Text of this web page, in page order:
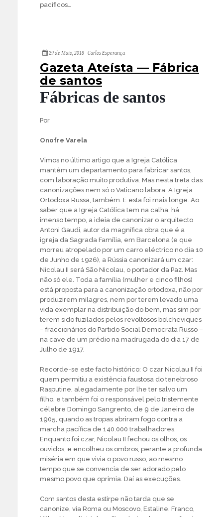
pacíficos…
29 de Maio, 2018 Carlos Esperança
Gazeta Ateísta — Fábrica
de santos
Fábricas de santos
Por
Onofre Varela
Vimos no último artigo que a Igreja Católica
mantém um departamento para fabricar santos,
com laboração muito produtiva. Mas nesta treta das
canonizações nem só o Vaticano labora. A Igreja
Ortodoxa Russa, também. E esta foi mais longe. Ao
saber que a Igreja Católica tem na calha, há
imenso tempo, a ideia de canonizar o arquitecto
Antoni Gaudi, autor da magnífica obra que é a
igreja da Sagrada Família, em Barcelona (e que
morreu atropelado por um carro eléctrico no dia 10
de Junho de 1926), a Rússia canonizará um czar:
Nicolau II será São Nicolau, o portador da Paz. Mas
não só ele. Toda a família (mulher e cinco filhos)
está proposta para a canonização ortodoxa, não por
produzirem milagres, nem por terem levado uma
vida exemplar na distribuição do bem, mas sim por
terem sido fuzilados pelos revoltosos bolcheviques
– fraccionários do Partido Social Democrata Russo –
na cave de um prédio na madrugada do dia 17 de
Julho de 1917.
Recorde-se este facto histórico: O czar Nicolau II foi
quem permitiu a existência faustosa do tenebroso
Rasputine, alegadamente por lhe ter salvo um
filho, e também foi o responsável pelo tristemente
célebre Domingo Sangrento, de 9 de Janeiro de
1905, quando as tropas abriram fogo contra a
marcha pacífica de 140.000 trabalhadores.
Enquanto foi czar, Nicolau II fechou os olhos, os
ouvidos, e encolheu os ombros, perante a profunda
miséria em que vivia o povo russo, ao mesmo
tempo que se convencia de ser adorado pelo
mesmo povo que oprimia. Daí as execuções.
Com santos desta estirpe não tarda que se
canonize, via Roma ou Moscovo, Estaline, Franco,